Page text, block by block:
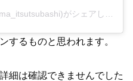
するものと思われます。
細は確認できませんでした